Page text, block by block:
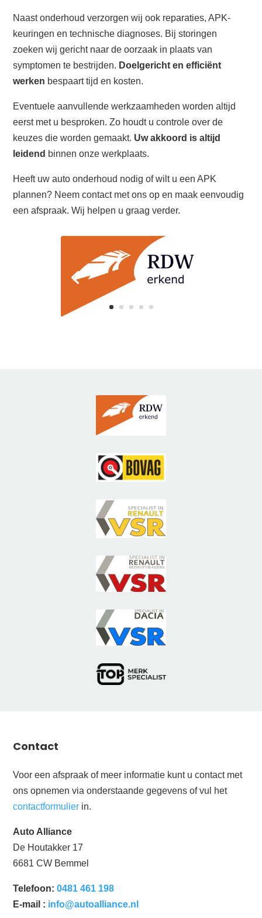
Naast onderhoud verzorgen wij ook reparaties, APK-
keuringen en technische diagnoses. Bij storingen
zoeken wij gericht naar de oorzaak in plaats van
symptomen te bestrijden. Doelgericht en efficiënt
werken bespaart tijd en kosten.
Eventuele aanvullende werkzaamheden worden altijd
eerst met u besproken. Zo houdt u controle over de
keuzes die worden gemaakt. Uw akkoord is altijd
leidend binnen onze werkplaats.
Heeft uw auto onderhoud nodig of wilt u een APK
plannen? Neem contact met ons op en maak eenvoudig
een afspraak. Wij helpen u graag verder.
Contact
Voor een afspraak of meer informatie kunt u contact met
ons opnemen via onderstaande gegevens of vul het
contactformulier in.
Auto Alliance
De Houtakker 17
6681 CW Bemmel
Telefoon: 0481 461 198
E-mail : info@autoalliance.nl